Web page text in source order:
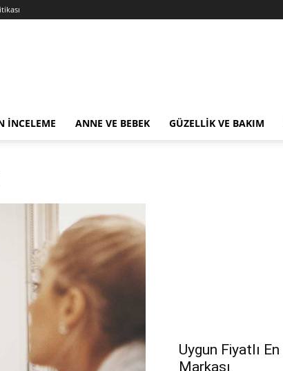
İNCELEME ANNE VE BEBEK GÜZELLIK VE BAKIM
Uygun Fiyatlı
Markası